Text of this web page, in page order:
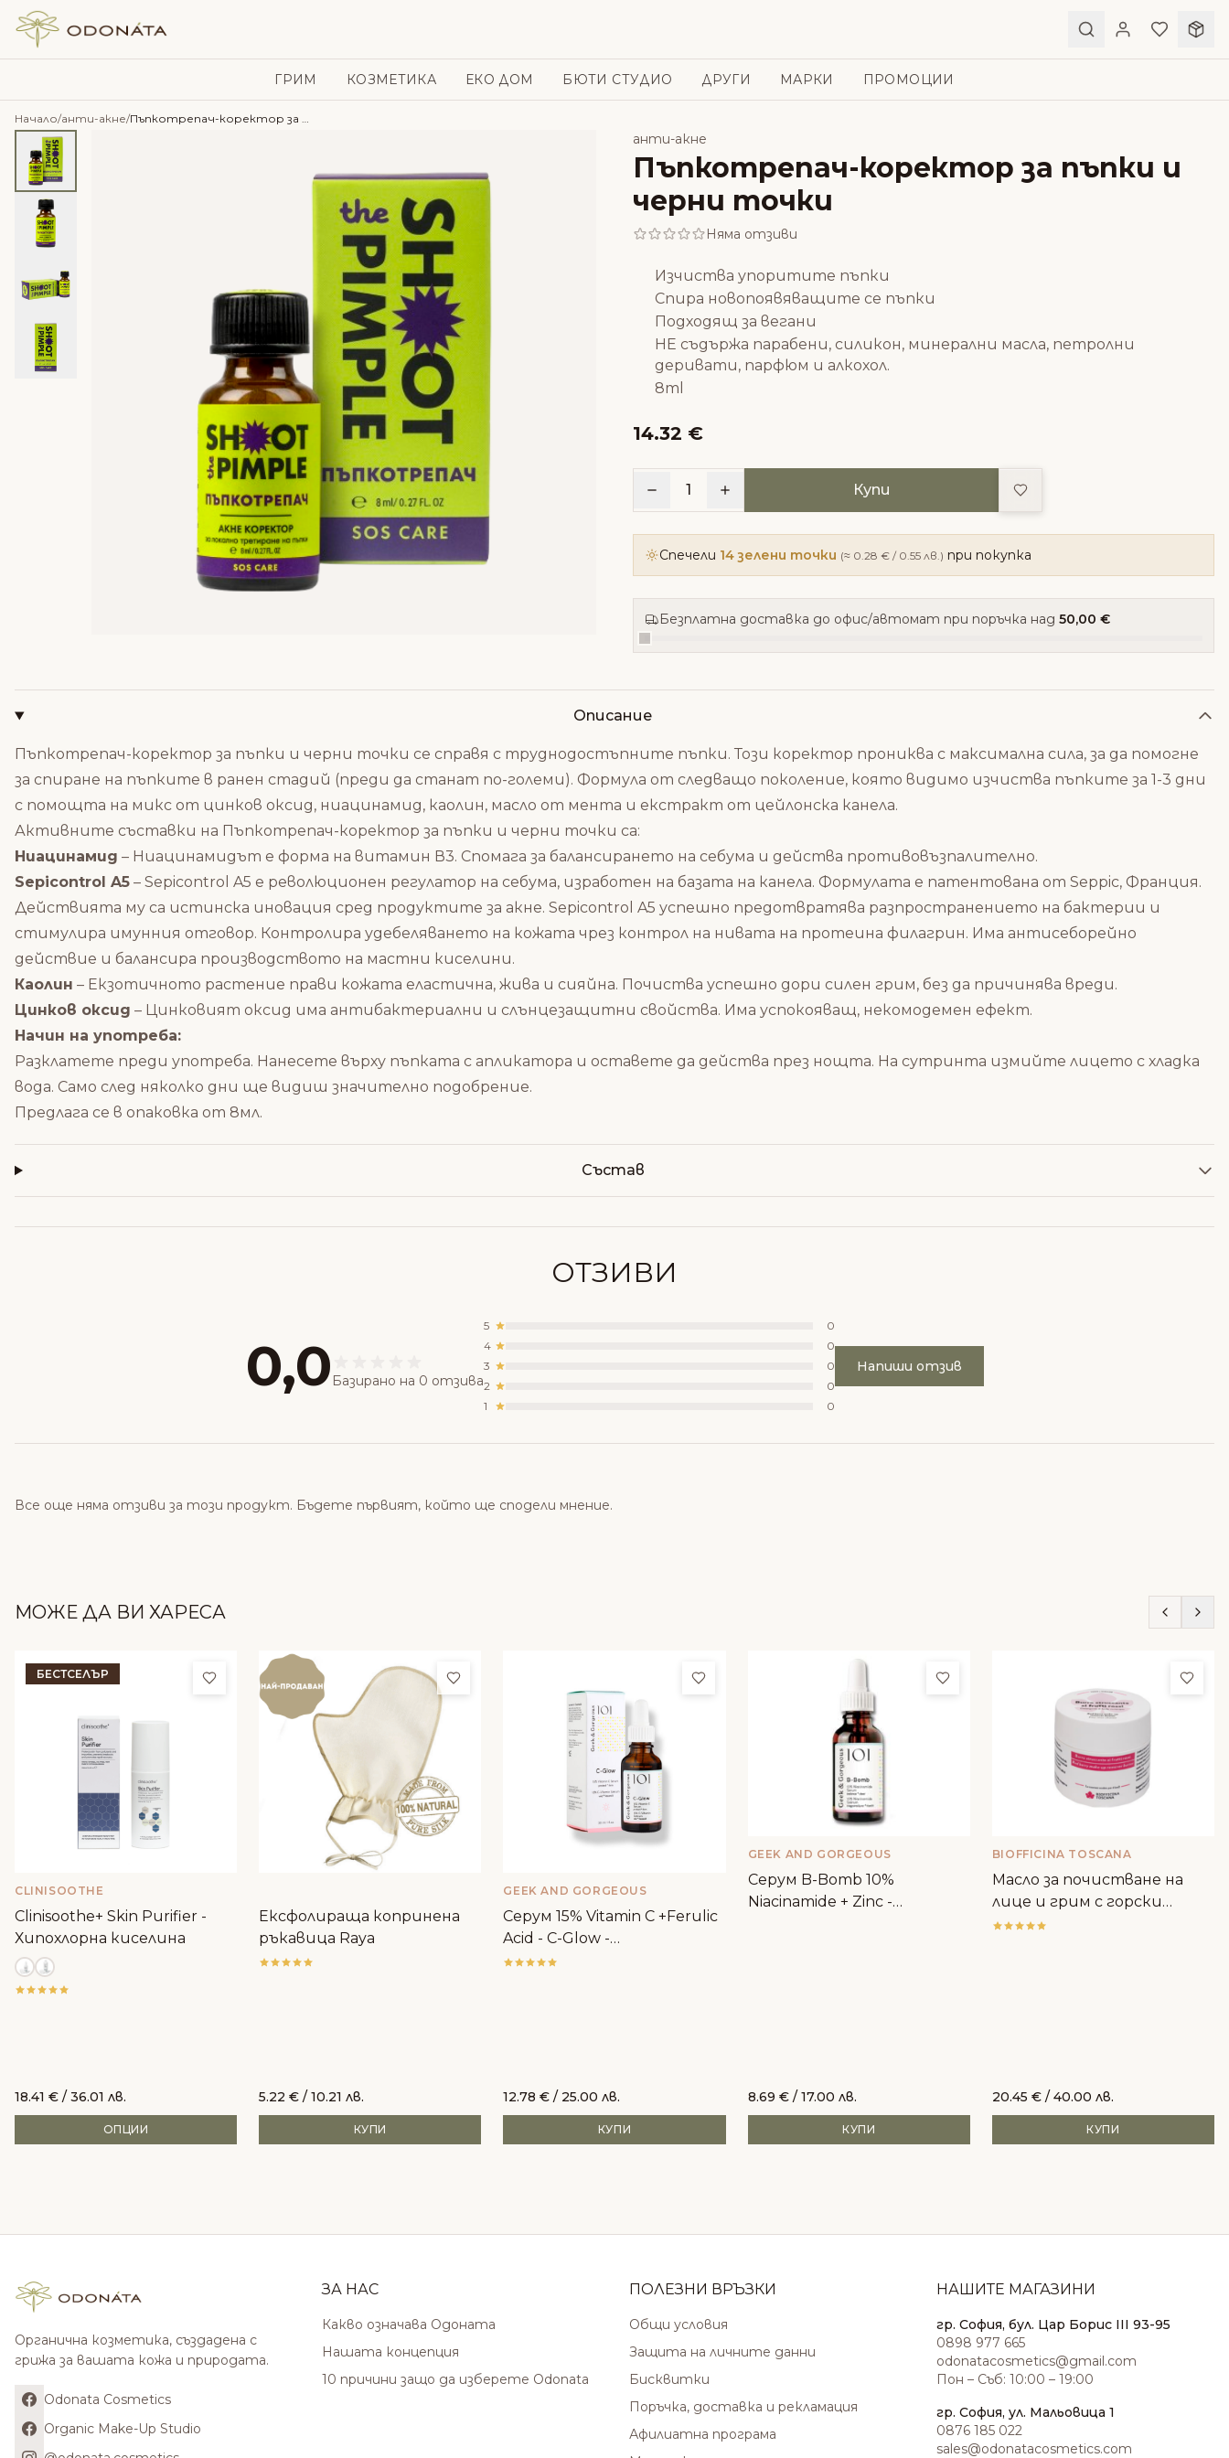
Skip to content
ГРИМ КОЗМЕТИКА ЕКО ДОМ БЮТИ СТУДИО ДРУГИ МАРКИ ПРОМОЦИИ
Начало/анти-акне/ Пъпкотрепач-коректор за пъпки и черни точки
анти-акне
Пъпкотрепач-коректор за пъпки и
черни точки
Няма отзиви
Изчиства упоритите пъпки
Спира новопоявяващите се пъпки
Подходящ за вегани
НЕ съдържа парабени, силикон, минерални масла, петролни
деривати, парфюм и алкохол.
8ml
14.32 €
1 Купи Добави в любими
Спечели 14 зелени точки (≈ 0.28 € / 0.55 лв.) при покупка
Безплатна доставка до офис/автомат при поръчка над 50,00 €
Описание
Пъпкотрепач-коректор за пъпки и черни точки се справя с труднодостъпните пъпки. Този коректор прониква с максимална сила, за да помогне
за спиране на пъпките в ранен стадий (преди да станат по-големи). Формула от следващо поколение, която видимо изчиства пъпките за 1-3 дни
с помощта на микс от цинков оксид, ниацинамид, каолин, масло от мента и екстракт от цейлонска канела.
Активните съставки на Пъпкотрепач-коректор за пъпки и черни точки са:
Ниацинамид – Ниацинамидът е форма на витамин В3. Спомага за балансирането на себума и действа противовъзпалително.
Sepicontrol A5 – Sepicontrol A5 e революционен регулатор на себума, изработен на базата на канела. Формулата е патентована от Seppic, Франция.
Действията му са истинска иновация сред продуктите за акне. Sepicontrol A5 успешно предотвратява разпространението на бактерии и
стимулира имунния отговор. Контролира удебеляването на кожата чрез контрол на нивата на протеина филагрин. Има антисеборейно
действие и балансира производството на мастни киселини.
Каолин – Екзотичното растение прави кожата еластична, жива и сияйна. Почиства успешно дори силен грим, без да причинява вреди.
Цинков оксид – Цинковият оксид има антибактериални и слънцезащитни свойства. Има успокояващ, некомодемен ефект.
Начин на употреба:
Разклатете преди употреба. Нанесете върху пъпката с апликатора и оставете да действа през нощта. На сутринта измийте лицето с хладка
вода. Само след няколко дни ще видиш значително подобрение.
Предлага се в опаковка от 8мл.
Състав
ОТЗИВИ
0,0 Базирано на 0 отзива
5
0
4
0
3
0
2
0
1
0
Напиши отзив
Все още няма отзиви за този продукт. Бъдете първият, който ще сподели мнение.
МОЖЕ ДА ВИ ХАРЕСА
БЕСТСЕЛЪР Добави в любими
CLINISOOTHE
Clinisoothe+ Skin Purifier -
Хипохлорна киселина
18.41 € / 36.01 лв.
ОПЦИИ
Добави в любими
Ексфолираща копринена
ръкавица Raya
5.22€ / 10.21 лв.
КУПИ
Добави в любими
GEEK AND GORGEOUS
Серум 15% Vitamin C +Ferulic
Acid - C-Glow -
Geek&Gorgeous
12.78€ / 25.00 лв.
КУПИ
Добави в любими
GEEK AND GORGEOUS
Серум B-Bomb 10%
Niacinamide + Zinc -
8.69 €/ 17.00 лв.
КУПИ
BIOFFICINA TOSCANA
Масло за почистване на
лице и грим с горски
плодове - Biofficina Toscana
20.45 €/ 40.00 лв.
КУПИ
Органична козметика, създадена с
грижа за вашата кожа и природата.
Odonata Cosmetics
Organic Make-Up Studio
ЗА НАС
Какво означава Одоната
Нашата концепция
10 причини защо да изберете Odonata
ПОЛЕЗНИ ВРЪЗКИ
Общи условия
Защита на личните данни
Бисквитки
Поръчка, доставка и рекламация
Афилиатна програма
НАШИТЕ МАГАЗИНИ
гр. София, бул. Цар Борис III 93-95
0898 977 665
odonatacosmetics@gmail.com
Пон – Съб: 10:00 – 19:00
гр. София, ул. Мальовица 1
0876 185 022
sales@odonatacosmetics.com